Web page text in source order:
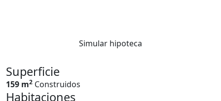
Simular hipoteca
Superficie
159 m2 Construidos
Habitaciones